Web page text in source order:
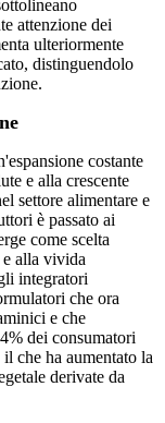
attenzione dei
ulteriormente
distinguendolo
costante
e alla crescente
settore alimentare e
è passato ai
come scelta
e alla vivida
integratori
che ora
e che
dei consumatori
che ha aumentato la
derivate da